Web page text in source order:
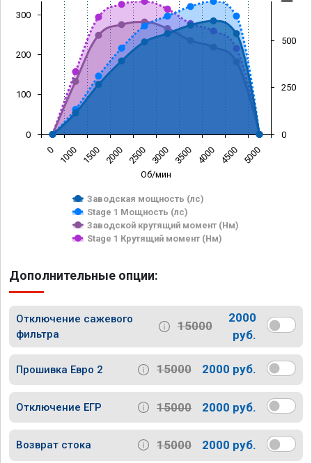
Об/мин
Заводская мощность (лс)
Stage 1 Мощность (лс)
Заводской крутящий момент (Нм)
Stage 1 Крутящий момент (Нм)
0 1000 1500 2000 2500 3000 3500 4000 4500 5000
0
100
200
300
0
250
500
Дополнительные опции:
Отключение сажевого
фильтра
15000
2000
руб.
Прошивка Евро 2 15000 2000 руб.
Отключение ЕГР 15000 2000 руб.
Возврат стока 15000 2000 руб.